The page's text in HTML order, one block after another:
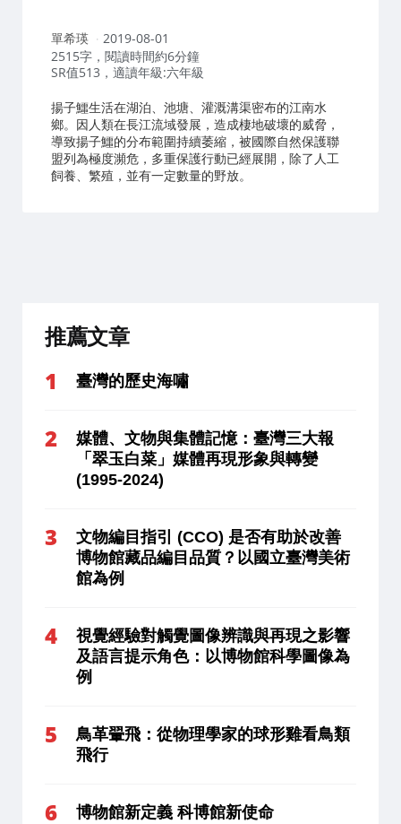
作
者：
單希瑛
2019-08-01
2515字，閱讀時間約6分鐘
SR值513，適讀年級:六年級
揚子鱷生活在湖泊、池塘、灌溉溝渠密布的江南水
鄉。因人類在長江流域發展，造成棲地破壞的威脅，
導致揚子鱷的分布範圍持續萎縮，被國際自然保護聯
盟列為極度瀕危，多重保護行動已經展開，除了人工
飼養、繁殖，並有一定數量的野放。
推薦文章
臺灣的歷史海嘯
媒體、文物與集體記憶：臺灣三大報
「翠玉白菜」媒體再現形象與轉變
(1995-2024)
文物編目指引 (CCO) 是否有助於改善
博物館藏品編目品質？以國立臺灣美術
館為例
視覺經驗對觸覺圖像辨識與再現之影響
及語言提示角色：以博物館科學圖像為
例
鳥革翬飛：從物理學家的球形雞看鳥類
飛行
博物館新定義 科博館新使命